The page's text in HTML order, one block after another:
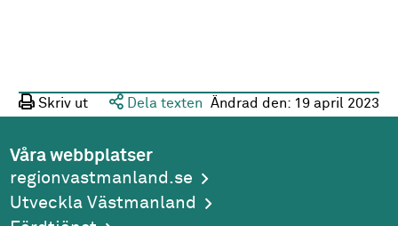
Skriv ut Dela texten Ändrad den: 19 april 2023
Våra webbplatser
regionvastmanland.se
Utveckla Västmanland